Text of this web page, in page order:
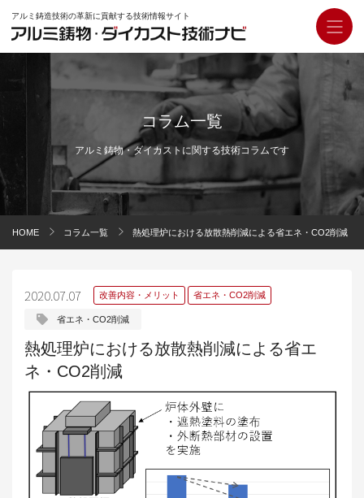
アルミ鋳造技術の革新に貢献する技術情報サイト
コラム一覧
アルミ鋳物・ダイカストに関する技術コラムです
HOME コラム一覧 熱処理炉における放散熱削減による省エネ・CO2削減
2020.07.07 改善内容・メリット 省エネ・CO2削減
省エネ・CO2削減
熱処理炉における放散熱削減による省エ
ネ・CO2削減